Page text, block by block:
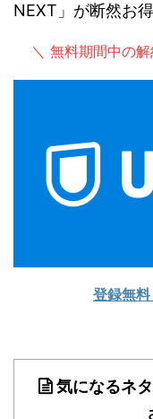
NEXT」が断然お
＼ 無料期間中の
登録無
気になるネ